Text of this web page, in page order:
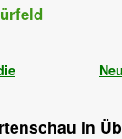
in